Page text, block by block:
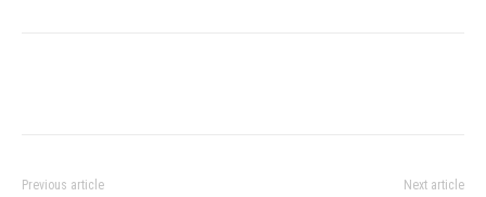
Previous article Next article